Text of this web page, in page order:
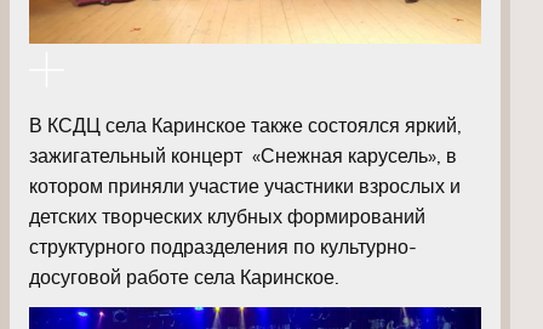
В КСДЦ села Каринское также состоялся яркий,
зажигательный концерт «Снежная карусель», в
котором приняли участие участники взрослых и
детских творческих клубных формирований
структурного подразделения по культурно-
досуговой работе села Каринское.